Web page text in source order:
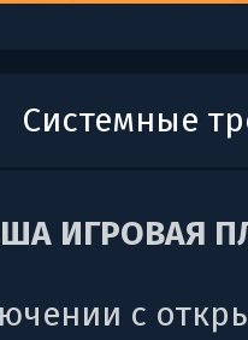
Системные
ИГРОВАЯ
с